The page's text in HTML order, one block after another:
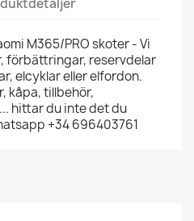
M365/PRO skoter - Vi
förbättringar, reservdelar
elcyklar eller elfordon.
kåpa, tillbehör,
hittar du inte det du
+34 696403761